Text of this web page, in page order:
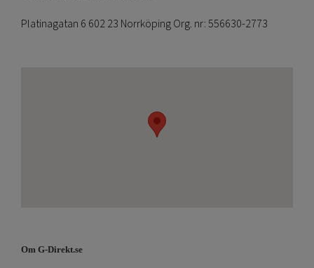
Platinagatan 6 602 23 Norrköping Org. nr: 556630-2773
Om G-Direkt.se